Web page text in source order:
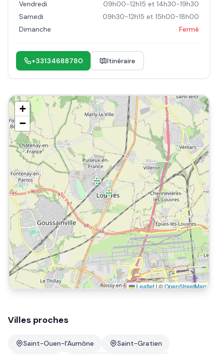
Vendredi
09h00-12h15 et 14h30-19h30
Samedi
09h30-12h15 et 15h00-18h00
Dimanche
Fermé
+33134688780 Itinéraire
+
−
Leaflet | ©OpenStreetMap
Villes proches
Saint-Ouen-l'Aumône Saint-Gratien